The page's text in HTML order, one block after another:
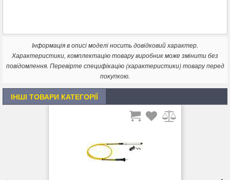
Інформація в описі моделі носить довідковий характер.
Характеристики, комплектацію товару виробник може змінити без
повідомлення. Перевірте специфікацію (характеристики) товару перед
покупкою.
ІНШІ ТОВАРИ КАТЕГОРІЇ